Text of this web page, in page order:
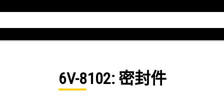
6V-8102: 密封件